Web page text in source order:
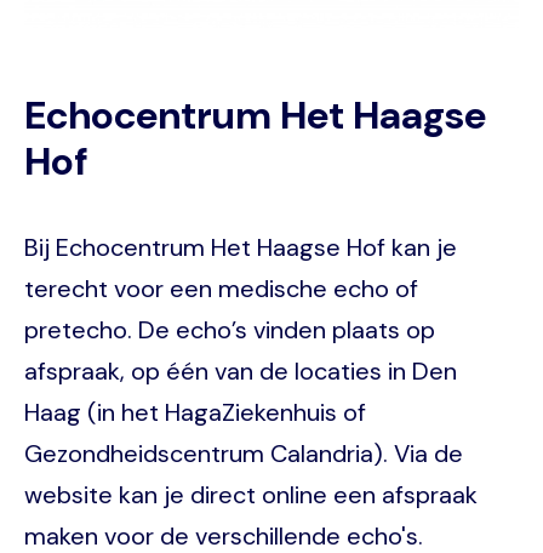
Echocentrum Het Haagse
Hof
Bij Echocentrum Het Haagse Hof kan je
terecht voor een medische echo of
pretecho. De echo’s vinden plaats op
afspraak, op één van de locaties in Den
Haag (in het HagaZiekenhuis of
Gezondheidscentrum Calandria). Via de
website kan je direct online een afspraak
maken voor de verschillende echo's.